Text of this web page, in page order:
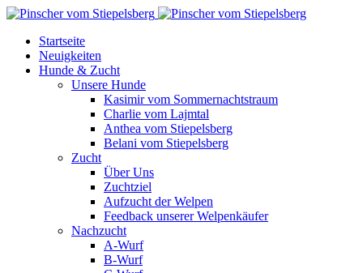
Startseite
Neuigkeiten
Hunde & Zucht
Unsere Hunde
Kasimir vom Sommernachtstraum
Charlie vom Lajmtal
Anthea vom Stiepelsberg
Belani vom Stiepelsberg
Zucht
Über Uns
Zuchtziel
Aufzucht der Welpen
Feedback unserer Welpenkäufer
Nachzucht
A-Wurf
B-Wurf